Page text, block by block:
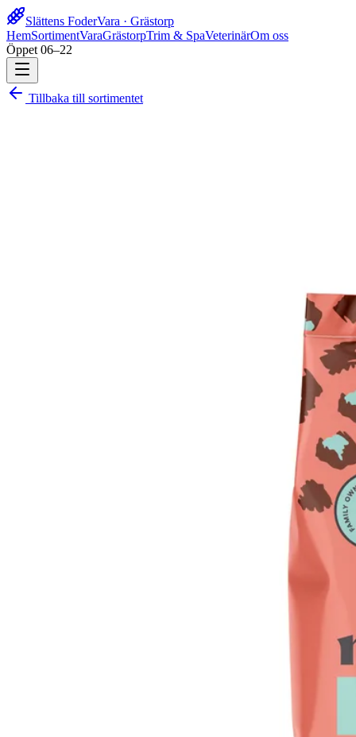
Slättens FoderVara · Grästorp
HemSortimentVaraGrästorpTrim & SpaVeterinärOm oss
Öppet 06–22
Tillbaka till sortimentet